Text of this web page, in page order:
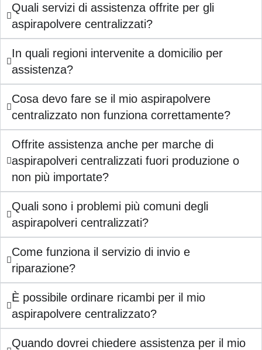
Quali servizi di assistenza offrite per gli
aspirapolvere centralizzati?
In quali regioni intervenite a domicilio per
assistenza?
Cosa devo fare se il mio aspirapolvere
centralizzato non funziona correttamente?
Offrite assistenza anche per marche di
aspirapolveri centralizzati fuori produzione o
non più importate?
Quali sono i problemi più comuni degli
aspirapolveri centralizzati?
Come funziona il servizio di invio e
riparazione?
È possibile ordinare ricambi per il mio
aspirapolvere centralizzato?
Quando dovrei chiedere assistenza per il mio